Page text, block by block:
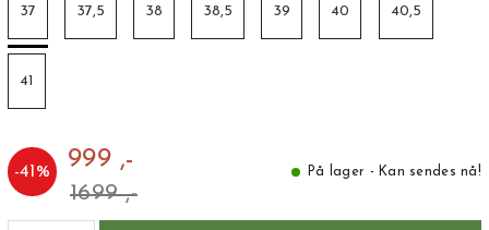
37 37,5 38 38,5 39 40 40,5
41
-41 % 999 ,-
1699 ,-
På lager - Kan sendes nå!